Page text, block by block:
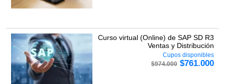
Curso virtual (Online) de SAP SD R3
Ventas y Distribución
Cupos disponibles
$974.000 $761.000